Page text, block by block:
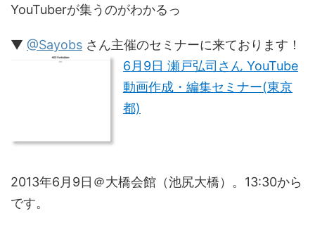
YouTuberが集うのがわかるっ
▼ @Sayobs さん主催のセミナーに来ております！
6月9日 瀬戸弘司さん YouTube
動画作成・編集セミナー(東京
都)
2013年6月9日＠大橋会館（池尻大橋）。13:30から
です。